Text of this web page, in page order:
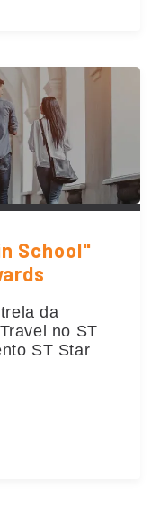
School"
da
no ST
ST Star